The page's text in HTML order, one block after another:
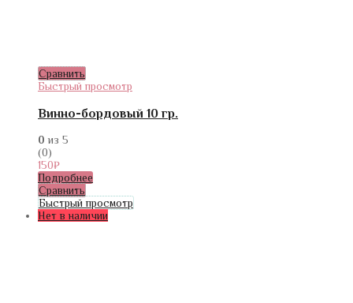
Сравнить
Быстрый просмотр
Винно-бордовый 10 гр.
0 из 5
(0)
150₽
Подробнее
Сравнить
Быстрый просмотр
Нет в наличии